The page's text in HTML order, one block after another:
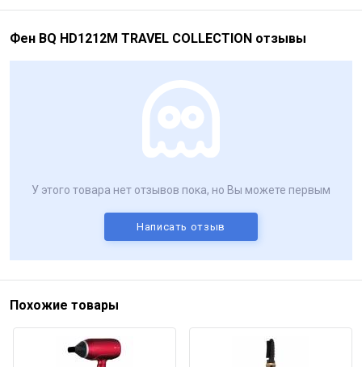
Фен BQ HD1212M TRAVEL COLLECTION отзывы
У этого товара нет отзывов пока, но Вы можете первым
Написать отзыв
Похожие товары